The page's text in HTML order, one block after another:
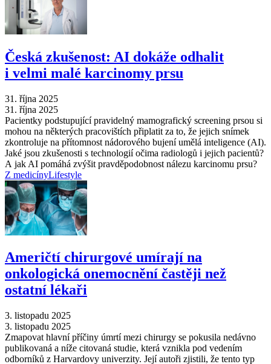
Česká zkušenost: AI dokáže odhalit
i velmi malé karcinomy prsu
31. října 2025
31. října 2025
Pacientky podstupující pravidelný mamografický screening prsou si
mohou na některých pracovištích připlatit za to, že jejich snímek
zkontroluje na přítomnost nádorového bujení umělá inteligence (AI).
Jaké jsou zkušenosti s technologií očima radiologů i jejich pacientů?
A jak AI pomáhá zvýšit pravděpodobnost nálezu karcinomu prsu?
Z medicínyLifestyle
Američtí chirurgové umírají na
onkologická onemocnění častěji než
ostatní lékaři
3. listopadu 2025
3. listopadu 2025
Zmapovat hlavní příčiny úmrtí mezi chirurgy se pokusila nedávno
publikovaná a níže citovaná studie, která vznikla pod vedením
odborníků z Harvardovy univerzity. Její autoři zjistili, že tento typ